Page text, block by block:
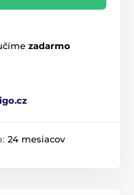
zadarmo
24 mesiacov